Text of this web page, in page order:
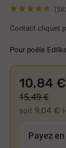
Contact cliquet
Pour poêle
10,84 €
soit 9,04 €
15,49 €
Payez